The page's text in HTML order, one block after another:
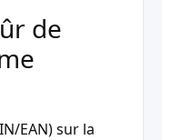
de
EAN) sur la